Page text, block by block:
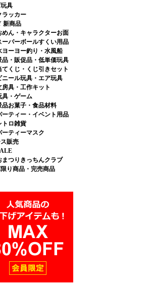
具
ラッカー
新商品
めん・キャラクターお面
ーパーボールすくい用品
ヨーヨー釣り・水風船
品・販促品・低単価玩具
てくじ・くじ引きセット
ニール玩具・エア玩具
房具・工作キット
具・ゲーム
品お菓子・食品材料
ーティー・イベント用品
トロ雑貨
ーティーマスク
販売
まつりきっちんクラブ
り商品・完売商品